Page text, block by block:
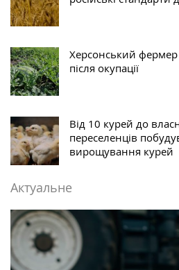
Херсонський фермер
після окупації
Від 10 курей до
переселенців
вирощування курей
Актуальне